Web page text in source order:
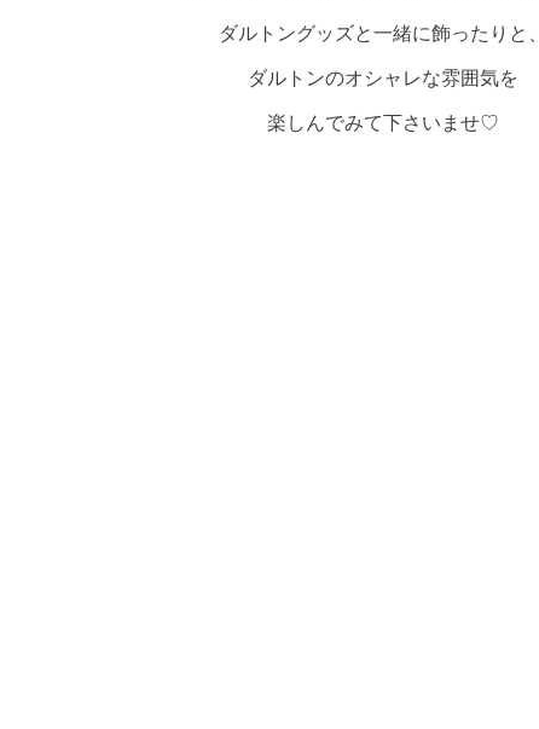
ダルトングッズと一緒に飾ったりと、
ダルトンのオシャレな雰囲気を
楽しんでみて下さいませ♡